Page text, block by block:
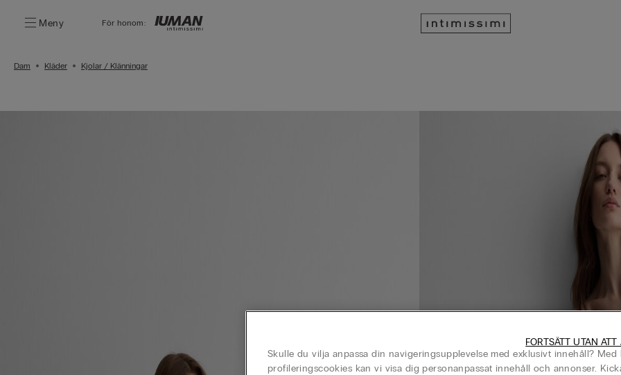
Meny För honom:
Dam Kläder Kjolar / Klänningar
Skulle du vilja anpassa din navigeringsupplevelse med exklusivt innehåll? Med
profileringscookies kan vi visa dig personanpassat innehåll och annonser.
FORTSÄTT UTAN ATT